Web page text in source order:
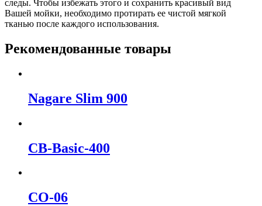
следы. Чтобы избежать этого и сохранить красивый вид
Вашей мойки, необходимо протирать ее чистой мягкой
тканью после каждого использования.
Рекомендованные товары
Nagare Slim 900
CB-Basic-400
CO-06